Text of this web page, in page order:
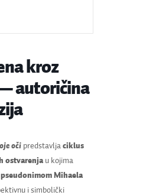
kroz
autoričina
očipredstavlja ciklus
ostvarenjau kojima
pseudonimom Mihaela
i simbolički